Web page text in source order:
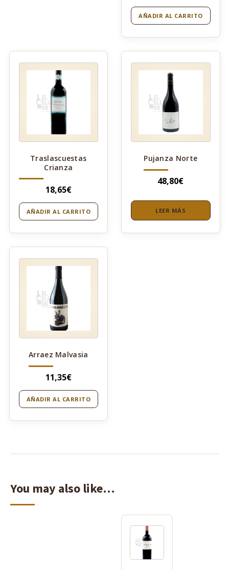
AÑADIR AL CARRITO
Traslascuestas
Crianza
18,65€
AÑADIR AL CARRITO
Pujanza Norte
48,80€
LEER MÁS
Arraez Malvasia
11,35€
AÑADIR AL CARRITO
You may also like…